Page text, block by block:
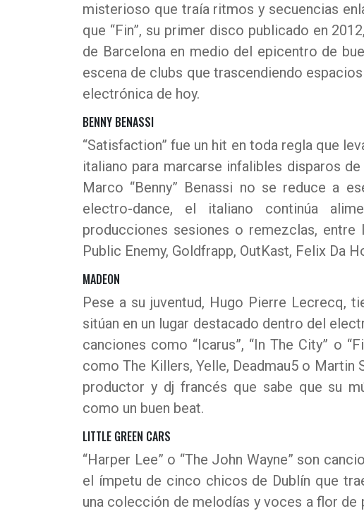
misterioso que traía ritmos y secuencias
que “Fin”, su primer disco publicado en
de Barcelona en medio del epicentro de
escena de clubs que trascendiendo
electrónica de hoy.
BENNY BENASSI
“Satisfaction” fue un hit en toda regla que
italiano para marcarse infalibles disparos
Marco “Benny” Benassi no se reduce a
electro-dance, el italiano continúa
producciones sesiones o remezclas,
Public Enemy, Goldfrapp, OutKast, Felix Da
MADEON
Pese a su juventud, Hugo Pierre Lecrecq,
sitúan en un lugar destacado dentro del
canciones como “Icarus”, “In The City” o
como The Killers, Yelle, Deadmau5 o
productor y dj francés que sabe que su
como un buen beat.
LITTLE GREEN CARS
“Harper Lee” o “The John Wayne” son
el ímpetu de cinco chicos de Dublín que
una colección de melodías y voces a flor de